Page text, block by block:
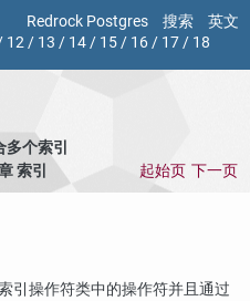
Redrock Postgres 搜索
英文
12/ 13 / 14/ 15/ 16/ 17/ 18
个索引
索引 起始页 下一页
引操作符类中的操作符并且通过